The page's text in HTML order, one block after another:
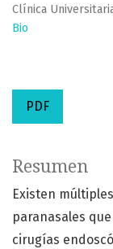
Clínica
Bio
PDF
Resumen
Existen
paranasales
cirugías